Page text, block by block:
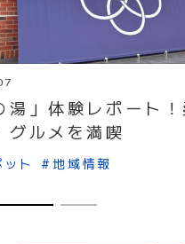
新定番】常光庵の「
製法や購入方法を紹